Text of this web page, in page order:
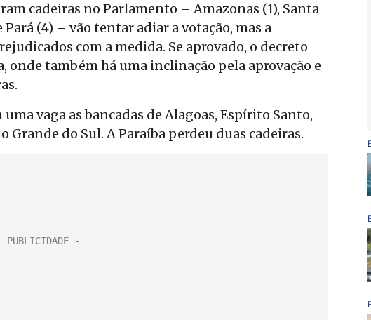
cadeiras no Parlamento – Amazonas (1), Santa
Pará (4) – vão tentar adiar a votação, mas a
com a medida. Se aprovado, o decreto
onde também há uma inclinação pela aprovação e
vaga as bancadas de Alagoas, Espírito Santo,
Grande do Sul. A Paraíba perdeu duas cadeiras.